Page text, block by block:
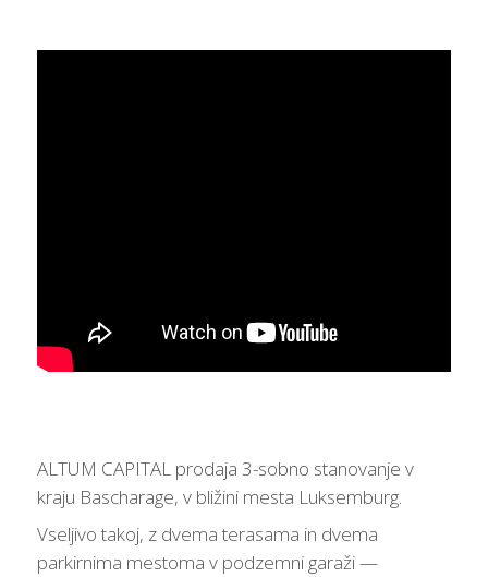
ALTUM CAPITAL prodaja 3-sobno stanovanje v
kraju Bascharage, v bližini mesta Luksemburg.
Vseljivo takoj, z dvema terasama in dvema
parkirnima mestoma v podzemni garaži —